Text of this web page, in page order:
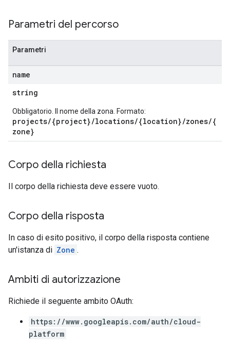
Parametri del percorso
Parametri
name
string
Obbligatorio. Il nome della zona. Formato:
projects/{project}/locations/{location}/zones/{
zone}
Corpo della richiesta
Il corpo della richiesta deve essere vuoto.
Corpo della risposta
In caso di esito positivo, il corpo della risposta contiene
un'istanza di Zone .
Ambiti di autorizzazione
Richiede il seguente ambito OAuth:
https://www.googleapis.com/auth/cloud-
platform